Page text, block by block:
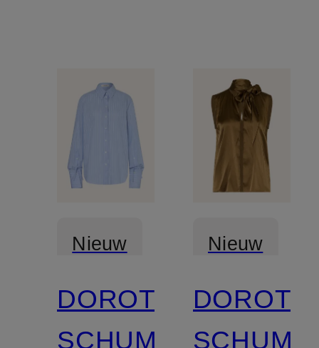
Nieuw
DOROTHEE
SCHUMACHER
Nieuw